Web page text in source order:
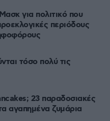
για πολιτικό που
περιόδους
τόσο πολύ τις
23 παραδοσιακές
αγαπημένα ζυμάρια